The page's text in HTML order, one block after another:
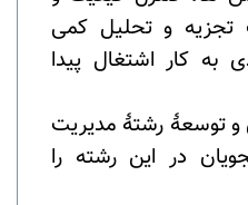
تجزیه و تحلیل کمی
به کار اشتغال پیدا
و توسعۀ رشتۀ مدیریت
در این رشته را